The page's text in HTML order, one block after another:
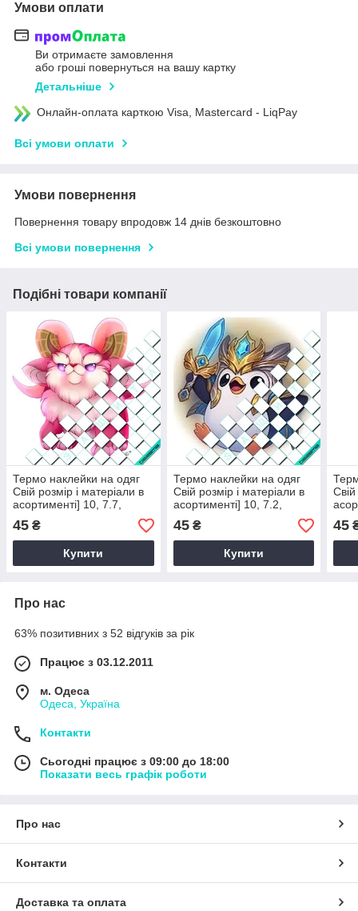
Умови оплати
Ви отримаєте замовлення
або гроші повернуться на вашу картку
Детальніше
Онлайн-оплата карткою Visa, Mastercard - LiqPay
Всі умови оплати
Умови повернення
Повернення товару впродовж 14 днів безкоштовно
Всі умови повернення
Подібні товари компанії
Термо наклейки на одяг
Свій розмір і матеріали в
асортименті] 10, 7.7,
45 ₴
Купити
Термо наклейки на одяг
Свій розмір і матеріали в
асортименті] 10, 7.2,
45₴
Купити
45
Про нас
63% позитивних з 52 відгуків за рік
Працює з 03.12.2011
м. Одеса
Одеса, Україна
Контакти
Сьогодні працює з 09:00 до 18:00
Показати весь графік роботи
Про нас
Контакти
Доставка та оплата